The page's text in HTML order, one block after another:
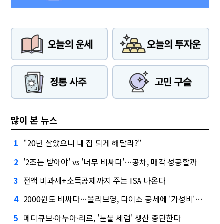
많이 본 뉴스
1 "20년 살았으니 내 집 되게 해달라?"
2 '2조는 받아야' vs '너무 비싸다'…공차, 매각 성공할까
3 전액 비과세+소득공제까지 주는 ISA 나온다
4 2000원도 비싸다…올리브영, 다이소 공세에 '가성비'로 맞불
5 메디큐브·아누아·리르, '눈물 세럼' 생산 중단한다